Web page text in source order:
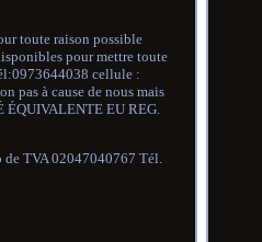
toute raison possible
pour mettre toute
cellule :
pas à cause de nous mais
ÉQUIVALENTE EU REG.
TVA 02047040767 Tél.